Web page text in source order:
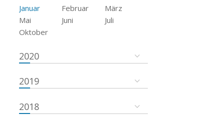
Januar Februar
März
Mai
Juni
Juli
Oktober
2020
2019
2018